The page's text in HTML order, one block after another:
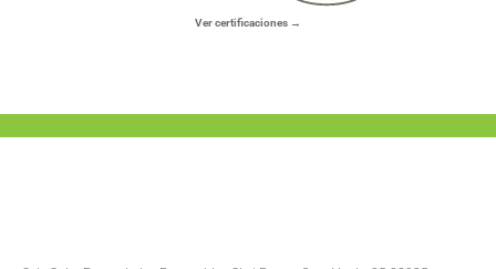
Ver certificaciones →